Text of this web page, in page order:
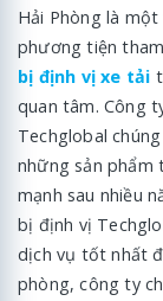
Hải Phòng là
phương tiện
bị định vị xe tải
quan tâm. Công
Techglobal
những sản
mạnh sau nhiều
bị định vị
dịch vụ tốt nhất
phòng, công ty